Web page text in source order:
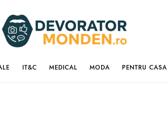
IT&C MEDICAL MODA PENTRU CASA